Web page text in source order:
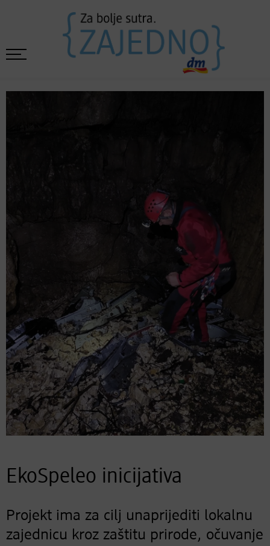
EkoSpeleo inicijativa
Projekt ima za cilj unaprijediti lokalnu
zajednicu kroz zaštitu prirode, očuvanje